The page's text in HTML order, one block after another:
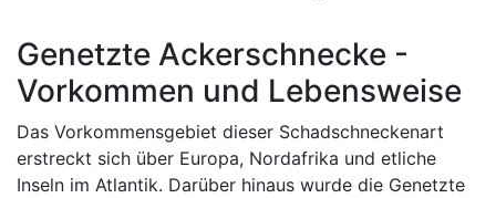
Genetzte Ackerschnecke -
Vorkommen und Lebensweise
Das Vorkommensgebiet dieser Schadschneckenart
erstreckt sich über Europa, Nordafrika und etliche
Inseln im Atlantik. Darüber hinaus wurde die Genetzte